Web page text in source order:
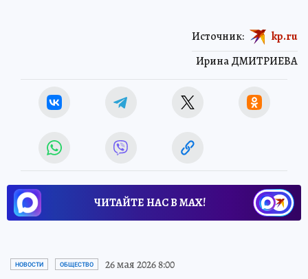
Ирина ДМИТРИЕВА
Источник: kp.ru
ЧИТАЙТЕ НАС В МАХ!
НОВОСТИ ОБЩЕСТВО 26 мая 2026 8:00